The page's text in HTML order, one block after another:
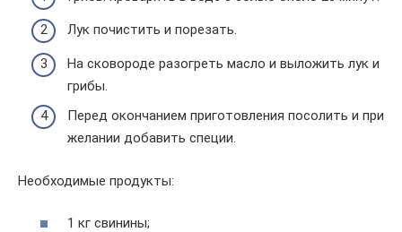
Лук почистить и порезать.
На сковороде разогреть масло и выложить лук и
грибы.
Перед окончанием приготовления посолить и при
желании добавить специи.
Необходимые продукты:
1 кг свинины;